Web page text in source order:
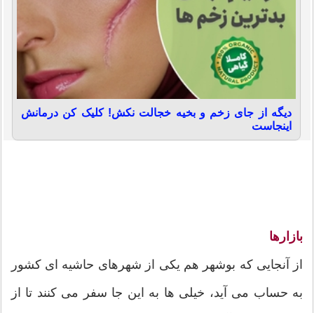
دیگه از جای زخم و بخیه خجالت نکش! کلیک کن درمانش
اینجاست
بازارها
از آنجایی که بوشهر هم یکی از شهرهای حاشیه ای کشور
به حساب می آید، خیلی ها به این جا سفر می کنند تا از